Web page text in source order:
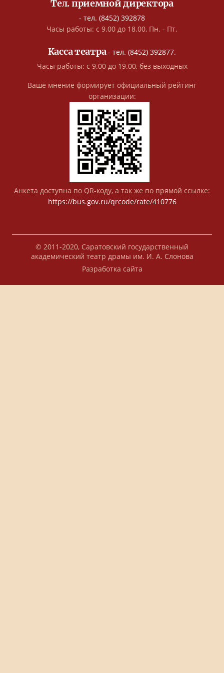
Тел. приемной директора
- тел. (8452) 392878
Часы работы: с 9.00 до 18.00, Пн. - Пт.
Касса театра- тел. (8452) 392877.
Часы работы: с 9.00 до 19.00, без выходных
Ваше мнение формирует официальный рейтинг
организации:
Анкета доступна по QR-коду, а так же по прямой ссылке:
https://bus.gov.ru/qrcode/rate/410776
© 2011-2020, Саратовский государственный
академический театр драмы им. И. А. Слонова
Разработка сайта